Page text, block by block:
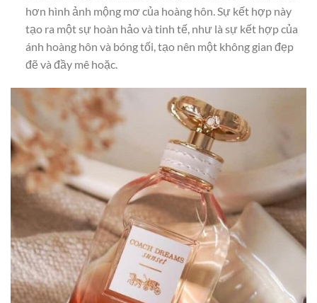
hơn hình ảnh mộng mơ của hoàng hôn. Sự kết hợp này
tạo ra một sự hoàn hảo và tinh tế, như là sự kết hợp của
ánh hoàng hôn và bóng tối, tạo nên một không gian đẹp
đẽ và đầy mê hoặc.